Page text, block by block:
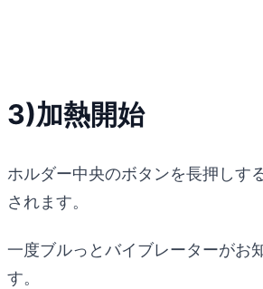
3)加熱開始
ホルダー中央のボタンを長押しす
されます。
一度ブルっとバイブレーターがお
す。